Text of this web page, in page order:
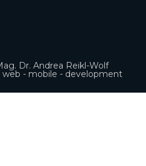
Dr. Andrea Reikl-Wolf
- mobile - development